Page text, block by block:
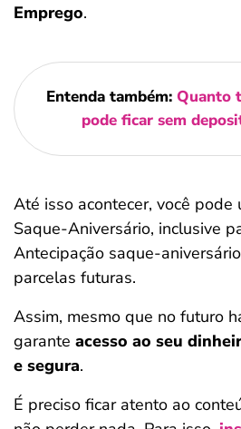
Emprego.
Entenda também: Quanto
pode ficar sem
Até isso acontecer, você pode
Saque-Aniversário, inclusive
Antecipação saque-
parcelas futuras.
Assim, mesmo que no futuro
garante acesso ao seu
e segura.
É preciso ficar atento ao